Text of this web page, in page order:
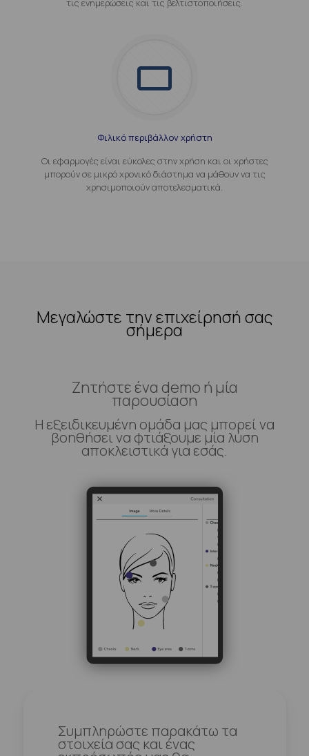
τις ενημερώσεις και τις βελτιστοποιήσεις.
Φιλικό περιβάλλον χρήστη
Οι εφαρμογές είναι εύκολες στην χρήση και οι χρήστες
μπορούν σε μικρό χρονικό διάστημα να μάθουν να τις
χρησιμοποιούν αποτελεσματικά.
Μεγαλώστε την επιχείρησή σας
σήμερα
Ζητήστε ένα demo ή μία
παρουσίαση
Η εξειδικευμένη ομάδα μας μπορεί να
βοηθήσει να φτιάξουμε μία λύση
αποκλειστικά για εσάς.
Συμπληρώστε παρακάτω τα
στοιχεία σας και ένας